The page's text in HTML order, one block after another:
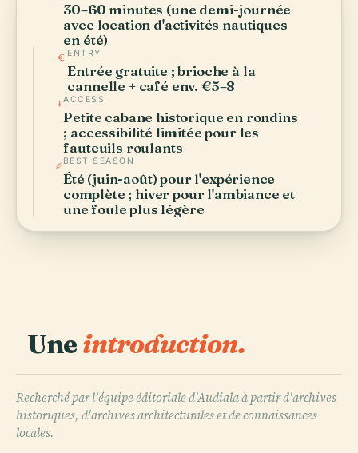
30–60 minutes (une demi-journée
avec location d'activités nautiques
en été)
ENTRY
Entrée gratuite ; brioche à la
cannelle + café env. €5–8
ACCESS
Petite cabane historique en rondins
; accessibilité limitée pour les
fauteuils roulants
BEST SEASON
Été (juin-août) pour l'expérience
complète ; hiver pour l'ambiance et
une foule plus légère
Uneintroduction.
Recherché par l'équipe éditoriale d'Audiala à partir d'archives
historiques, d'archives architecturales et de connaissances
locales.